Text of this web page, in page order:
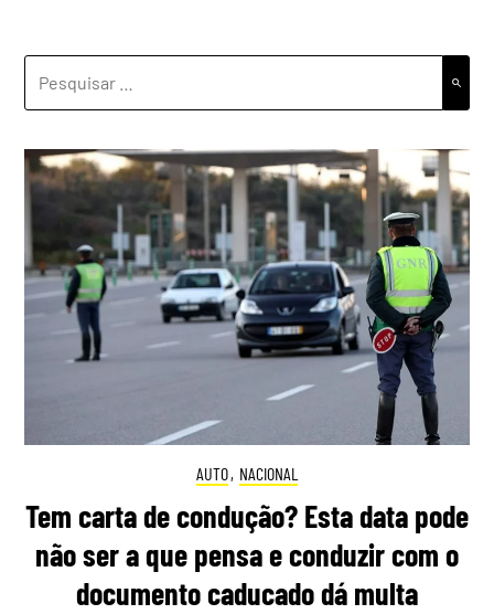
POR:
AUTO, NACIONAL
Tem carta de condução? Esta data pode
não ser a que pensa e conduzir com o
documento caducado dá multa